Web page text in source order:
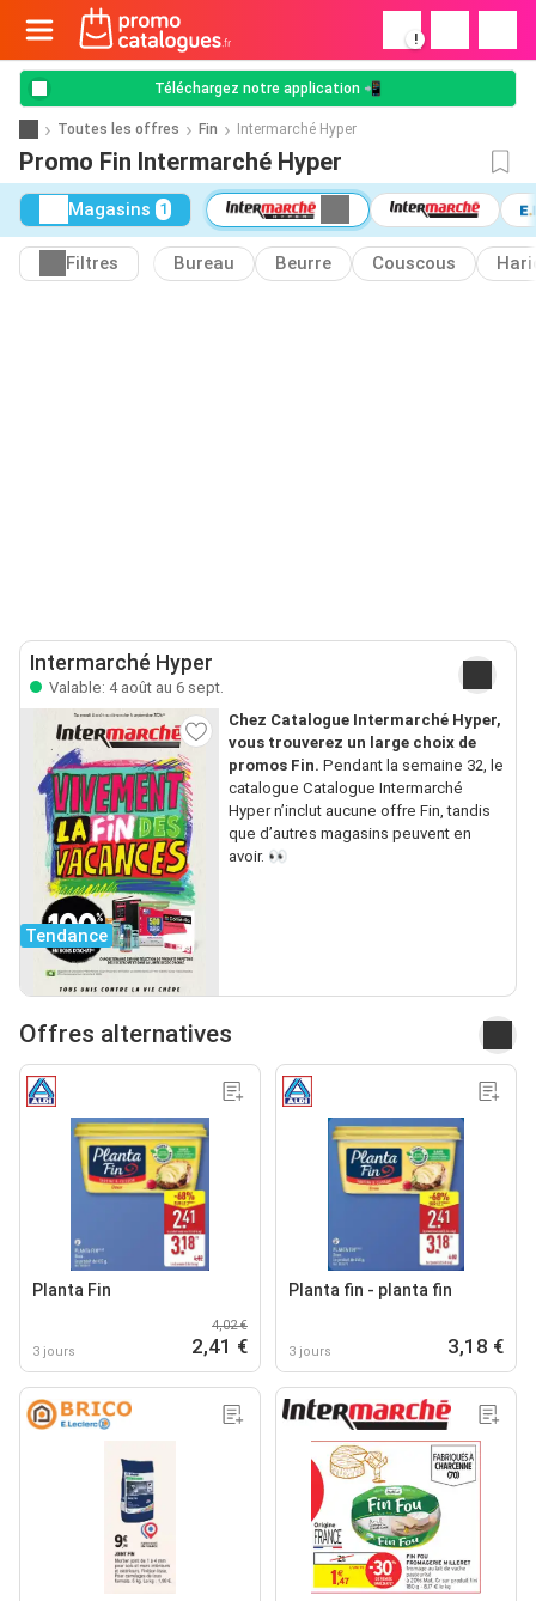
!
Téléchargez notre application 📲
Toutes les offres Fin Intermarché Hyper
Promo Fin Intermarché Hyper
Magasins 1
Filtres Bureau Beurre Couscous
Intermarché Hyper
Valable: 4 août au 6 sept.
Tendance
Chez Catalogue Intermarché Hyper,
vous trouverez un large choix de
promos Fin. Pendant la semaine 32, le
catalogue Catalogue Intermarché
Hyper n’inclut aucune offre Fin, tandis
que d’autres magasins peuvent en
avoir. 👀
Offres alternatives
Planta Fin
3 jours
4,02 €
2,41 €
Planta fin - planta fin
3 jours 3,18 €